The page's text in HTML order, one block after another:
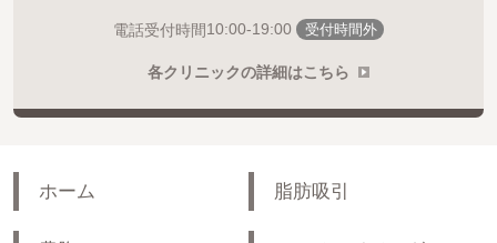
電話受付時間10:00-19:00 受付時間外
各クリニックの詳細はこちら
ホーム 脂肪吸引